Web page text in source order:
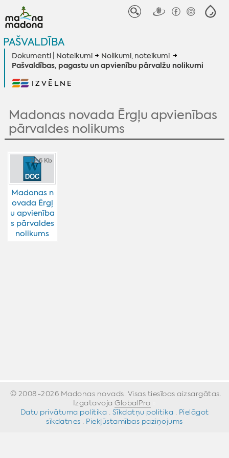
PAŠVALDĪBA
Dokumenti | Noteikumi Nolikumi, noteikumi
Pašvaldības, pagastu un apvienību pārvalžu nolikumi
IZVĒLNE
Madonas novada Ērgļu apvienības
pārvaldes nolikums
22.6 Kb
Madonas n
ovada Ērgļ
u apvienība
s pārvaldes
nolikums
© 2008-2026 Madonas novads. Visas tiesības aizsargātas.
Izgatavoja GlobalPro
Datu privātuma politika · Sīkdatņu politika · Pielāgot
sīkdatnes · Piekļūstamības paziņojums